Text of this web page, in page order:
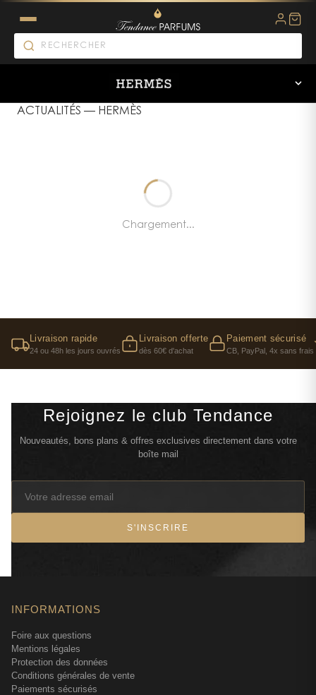
ACTUALITÉS — HERMÈS
Chargement...
Livraison rapide
24 ou 48h les jours ouvrés
Livraison offerte
dès 60€ d'achat
Paiement sécurisé
CB, PayPal, 4x sans frais
Rejoignez le club Tendance
Nouveautés, bons plans & offres exclusives directement dans votre
boîte mail
S'INSCRIRE
INFORMATIONS
Foire aux questions
Mentions légales
Protection des données
Conditions générales de vente
Paiements sécurisés